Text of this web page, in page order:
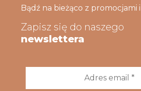
Bądź na bieżąco z promocjami
Zapisz się do naszego
newslettera